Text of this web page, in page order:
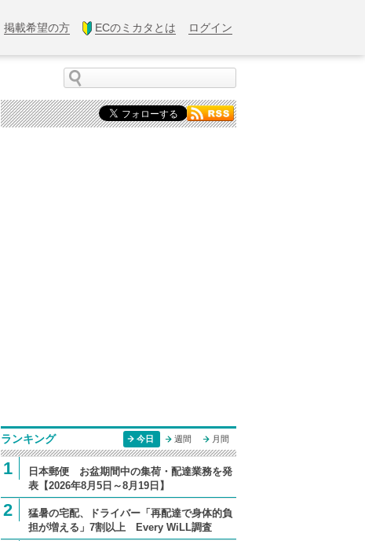
掲載希望の方 ECのミカタとは ログイン
ランキング 今日 週間 月間
1
日本郵便 お盆期間中の集荷・配達業務を発
表【2026年8月5日～8月19日】
2
猛暑の宅配、ドライバー「再配達で身体的負
担が増える」7割以上 Every WiLL調査